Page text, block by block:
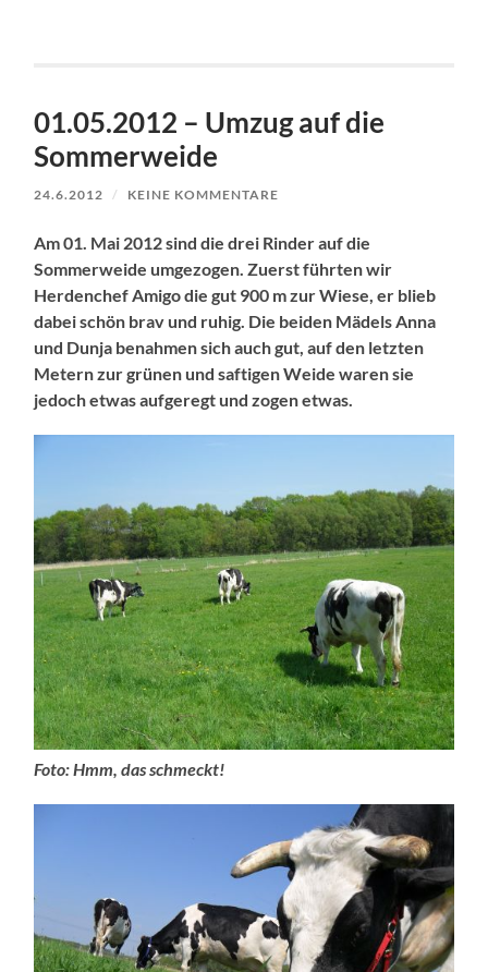
01.05.2012 – Umzug auf die
Sommerweide
24.6.2012 / KEINE KOMMENTARE
Am 01. Mai 2012 sind die drei Rinder auf die
Sommerweide umgezogen. Zuerst führten wir
Herdenchef Amigo die gut 900 m zur Wiese, er blieb
dabei schön brav und ruhig. Die beiden Mädels Anna
und Dunja benahmen sich auch gut, auf den letzten
Metern zur grünen und saftigen Weide waren sie
jedoch etwas aufgeregt und zogen etwas.
Foto: Hmm, das schmeckt!